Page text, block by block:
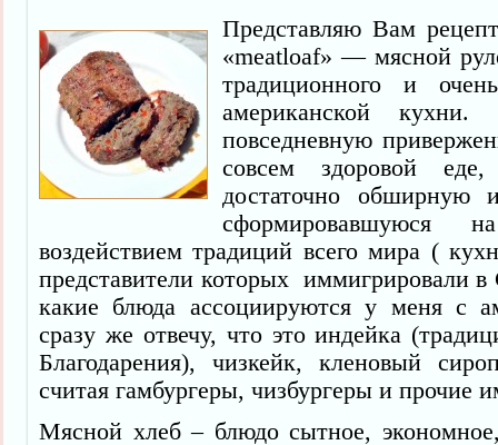
Представляю Вам
«meatloaf» — мясной
традиционного и
американской
повседневную
совсем здоровой
достаточно обширную
воздействием традиций всего мира (
представители которых иммигрировали
какие блюда ассоциируются у меня с
сразу же отвечу, что это индейка
Благодарения), чизкейк, кленовый
считая гамбургеры, чизбургеры и прочие
Мясной хлеб – блюдо сытное,